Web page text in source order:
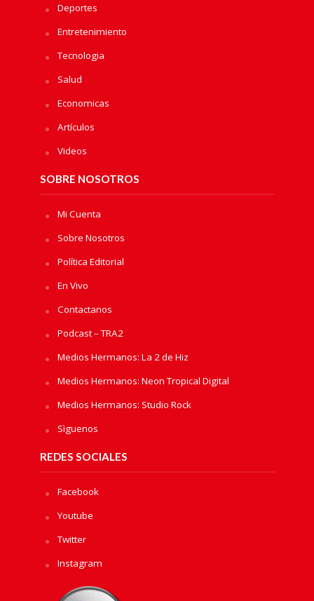
Deportes
Entretenimiento
Tecnologia
Salud
Economicas
Artículos
Videos
SOBRE NOSOTROS
Mi Cuenta
Sobre Nosotros
Política Editorial
En Vivo
Contactanos
Podcast – TRA2
Medios Hermanos: La 2 de Hiz
Medios Hermanos: Neon Tropical Digital
Medios Hermanos: Studio Rock
Sìguenos
REDES SOCIALES
Facebook
Youtube
Twitter
Instagram